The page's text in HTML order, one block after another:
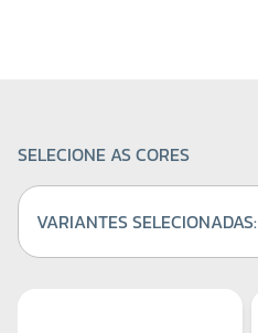
SELECIONE AS CORES
VARIANTES SELECIONADAS: